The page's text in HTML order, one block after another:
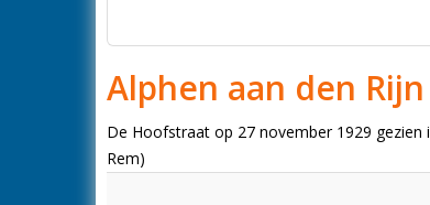
Alphen aan den Rijn
De Hoofstraat op 27 november 1929
Rem)